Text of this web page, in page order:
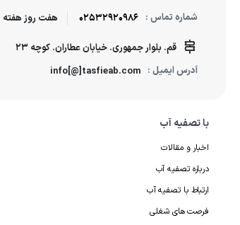
شماره تماس : 02532920986 هفت روز هفته ، 24 ساعت شبانه‌روز پاسخگوی شما
قم. بلوار جمهوری. خیابان عطاران. کوچه 23
آدرس ایمیل : info[@]tasfieab.com
با تصفیه آب
اخبار و مقالات
درباره تصفیه آب
ارتباط با تصفیه آب
فرصت های شغلی